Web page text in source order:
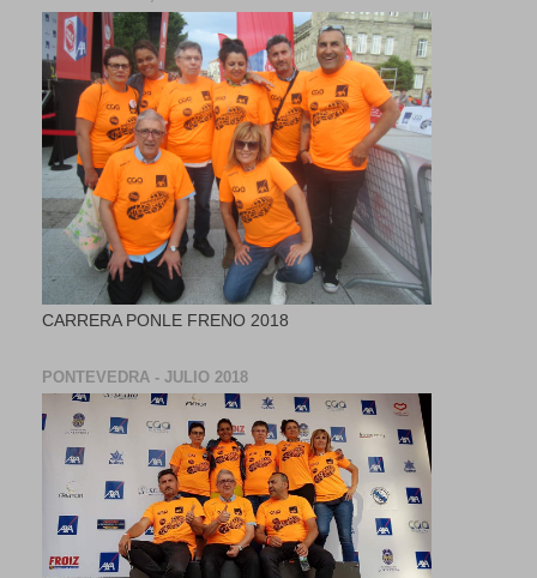
CARRERA PONLE FRENO 2018
PONTEVEDRA - JULIO 2018